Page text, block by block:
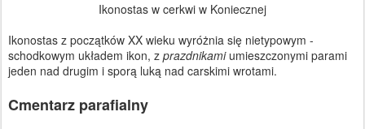
Ikonostas w cerkwi w Koniecznej
Ikonostas z początków XX wieku wyróżnia się nietypowym -
schodkowym układem ikon, z prazdnikamiumieszczonymi parami
jeden nad drugim i sporą luką nad carskimi wrotami.
Cmentarz parafialny